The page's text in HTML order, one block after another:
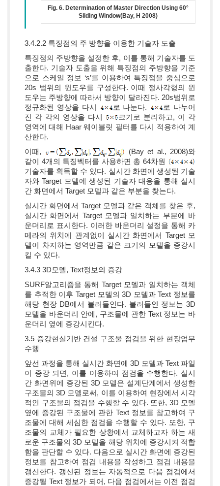
Fig. 6. Determination of Master Direction Using 60°
Sliding Window(Bay, H 2008)
3.4.2.2 특징점의 주 방향을 이용한 기술자 도출
특징점의 주방향을 설정한 후, 이를 통해 기술자를 도
출한다. 기술자 도출을 위해 특징점의 주방향을 기준
으로 스케일 정보 ‘s’를 이용하여 특징점을 중심으로
20s 범위의 윈도우를 구성한다. 이때 정사각형의 윈
도우는 주방향에 따라서 방향이 달라진다. 20s범위로
정규화된 영상을 다시
로 나눈다.
로 나누어
진 각 각의 영상을 다시
크기로 분리하고, 이 각
영역에 대해 Haar 웨이블릿 필터를 다시 적용하여 계
산한다.
이때,
(Bay et al., 2008)와
같이 4개의 특징벡터를 사용하면 총 64차원
기술자를 획득할 수 있다. 실시간 화면에 생성된 기술
자와 Target 모델에 생성된 기술자 대응을 통해 실시
간 화면에서 Target 모델과 같은 부분을 찾는다.
실시간 화면에서 Target 모델과 같은 객체를 찾은 후,
실시간 화면에서 Target 모델과 일치하는 부분에 바
운더리로 표시한다. 이러한 바운더리 설정을 통해 카
메라의 위치에 관계없이 실시간 화면에서 Target 모
델이 차지하는 영역만큼 같은 크기의 모델을 증강시
킬 수 있다.
3.4.3 3D모델, Text정보의 증강
SURF알고리즘을 통해 Target 모델과 일치하는 객체
를 추적한 이후 Target 모델의 3D 모델과 Text 정보를
해당 현장 DB에서 불러들인다. 불러들인 정보는 3D
모델을 바운더리 안에, 구조물에 관한 Text 정보는 바
운더리 옆에 증강시킨다.
3.5 증강현실기반 건설 구조물 점검을 위한 현장업무
수행
앞선 과정을 통해 실시간 화면에 3D 모델과 Text 파일
이 증강 되면, 이를 이용하여 점검을 수행한다. 실시
간 화면위에 증강된 3D 모델은 설계단계에서 생성한
구조물의 3D 모델로써, 이를 이용하여 현장에서 시각
적인 구조물의 점검을 수행할 수 있다. 또한, 3D 모델
옆에 증강된 구조물에 관한 Text 정보를 참고하여 구
조물에 대해 세심한 점검을 수행할 수 있다. 또한, 구
조물의 교체가 필요한 상황에서 교체하고자 하는 새
로운 구조물의 3D 모델을 해당 위치에 증강시켜 적합
함을 판단할 수 있다. 다음으로 실시간 화면에 증강된
정보를 참고하여 점검 내용을 작성하고 점검 내용을
갱신한다. 갱신된 정보는 자동적으로 다음 점검에서
증강될 Text 정보가 되어, 다음 점검에서는 이전 점검